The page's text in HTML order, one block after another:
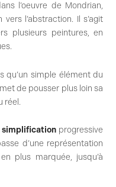
l’oeuvre de Mondrian,
l’abstraction. Il s’agit
plusieurs peintures, en
qu’un simple élément du
de pousser plus loin sa
réel.
simplificationprogressive
d’une représentation
plus marquée, jusqu’à